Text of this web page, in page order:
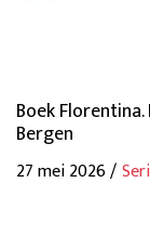
Boek
Bergen
27 mei 2026 /